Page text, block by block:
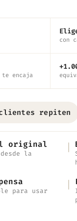
con
encaja
repiten
original
la
para usar